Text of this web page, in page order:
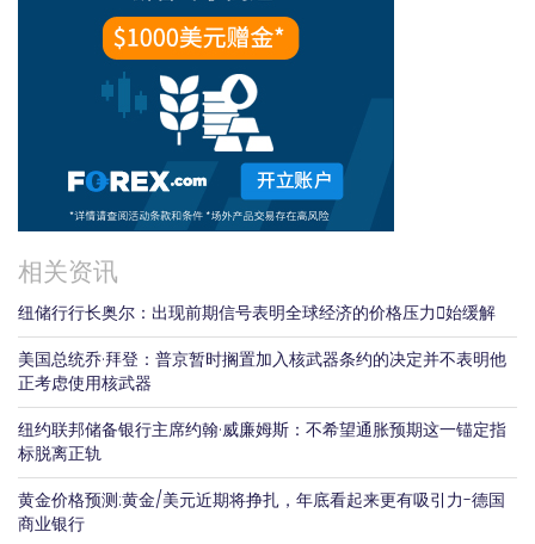
相关资讯
纽储行行长奥尔：出现前期信号表明全球经济的价格压力𫔭始缓解
美国总统乔·拜登：普京暂时搁置加入核武器条约的决定并不表明他
正考虑使用核武器
纽约联邦储备银行主席约翰·威廉姆斯：不希望通胀预期这一锚定指
标脱离正轨
黄金价格预测:黄金/美元近期将挣扎，年底看起来更有吸引力-德国
商业银行